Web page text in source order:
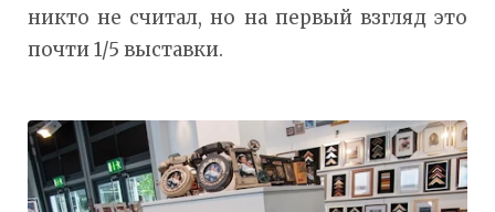
никто не считал, но на первый взгляд это
почти 1/5 выставки.